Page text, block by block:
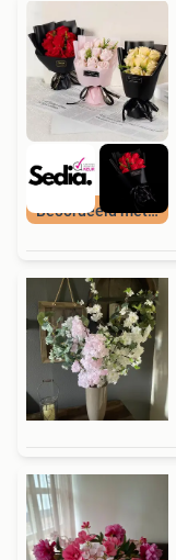
Beoordeeld met 9+